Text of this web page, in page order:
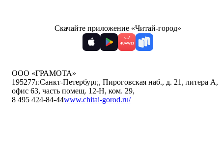
Скачайте приложение «Читай-город»
ООО «ГРАМОТА»
195277г.Санкт-Петербург,, Пироговская наб., д. 21, литера А,
офис 63, часть помещ. 12-Н, ком. 29,
8 495 424-84-44www.chitai-gorod.ru/